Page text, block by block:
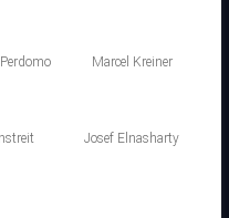
Marcel Kreiner
Josef Elnasharty